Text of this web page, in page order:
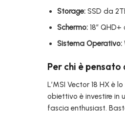
Storage:SSD da
Schermo:18″
Sistema Operativo:
Per chi è
L’MSI Vector 18 HX è
obiettivo è investire in
fascia enthusiast.